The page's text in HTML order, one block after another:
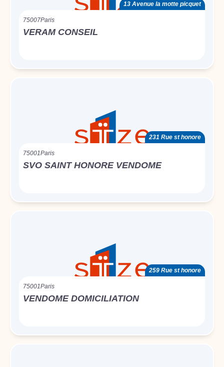
13 Avenue la motte picquet
75007Paris
VERAM CONSEIL
231 Rue st honore
75001Paris
SVO SAINT HONORE VENDOME
259 Rue st honore
75001Paris
VENDOME DOMICILIATION